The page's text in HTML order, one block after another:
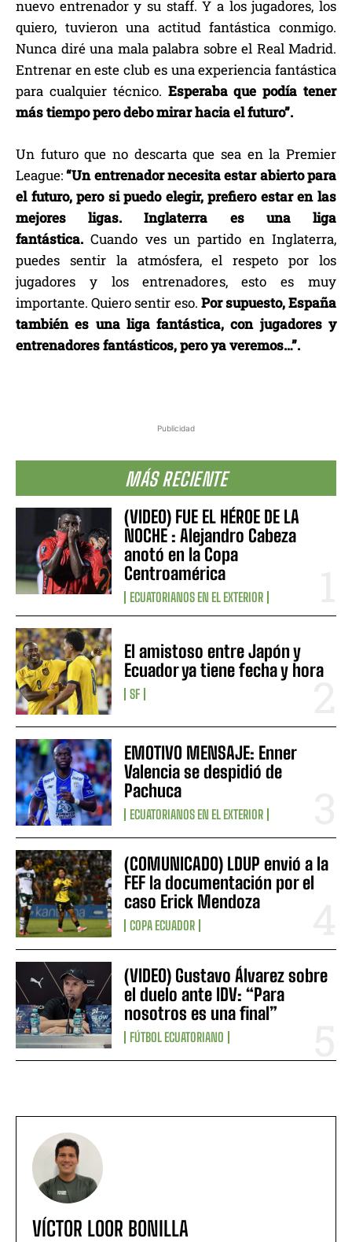
Publicidad
MÁS RECIENTE
(VIDEO) FUE EL HÉROE DE LA
NOCHE : Alejandro Cabeza
anotó en la Copa
Centroamérica
ECUATORIANOS EN EL EXTERIOR
El amistoso entre Japón y
Ecuador ya tiene fecha y hora
SF
EMOTIVO MENSAJE: Enner
Valencia se despidió de
Pachuca
ECUATORIANOS EN EL EXTERIOR
(COMUNICADO) LDUP envió a la
FEF la documentación por el
caso Erick Mendoza
COPA ECUADOR
(VIDEO) Gustavo Álvarez sobre
el duelo ante IDV: “Para
nosotros es una final”
FÚTBOL ECUATORIANO
nuevo entrenador y su staff. Y a los jugadores, los
quiero, tuvieron una actitud fantástica conmigo.
Nunca diré una mala palabra sobre el Real Madrid.
Entrenar en este club es una experiencia fantástica
para cualquier técnico. Esperaba que podía tener
más tiempo pero debo mirar hacia el futuro”.
Un futuro que no descarta que sea en la Premier
League:“Un entrenador necesita estar abierto para
el futuro, pero si puedo elegir, prefiero estar en las
mejores ligas. Inglaterra es una liga
fantástica. Cuando ves un partido en Inglaterra,
puedes sentir la atmósfera, el respeto por los
jugadores y los entrenadores, esto es muy
importante. Quiero sentir eso. Por supuesto, España
también es una liga fantástica, con jugadores y
entrenadores fantásticos, pero ya veremos…”.
VÍCTOR LOOR BONILLA